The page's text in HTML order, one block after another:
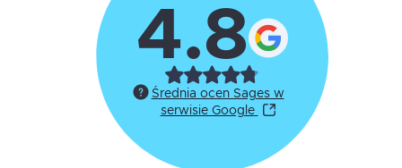
4.8
Średnia ocen Sages w
serwisie Google